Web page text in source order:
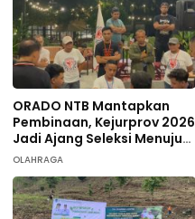
ORADO NTB Mantapkan
Pembinaan, Kejurprov 2026
Jadi Ajang Seleksi Menuju
Nasional
OLAHRAGA